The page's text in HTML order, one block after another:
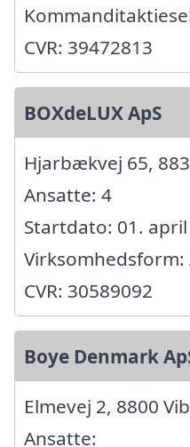
CVR: 39472813
BOXdeLUX ApS
Hjarbækvej 65,
Ansatte: 4
Startdato: 01. april
Virksomhedsform:
CVR: 30589092
Boye Denmark
Elmevej 2, 8800
Ansatte: